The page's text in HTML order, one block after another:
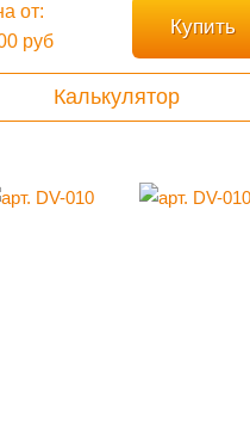
от:
руб
Купить
Калькулятор